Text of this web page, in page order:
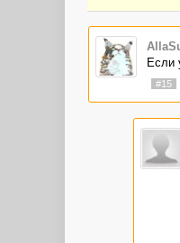
Если
#15